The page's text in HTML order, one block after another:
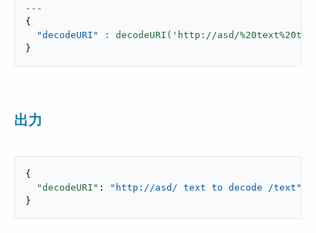
---
{
"decodeURI"
: decodeURI('http://asd/
}
出力
{
"decodeURI" :
"http://asd/ text to decode /text"
}